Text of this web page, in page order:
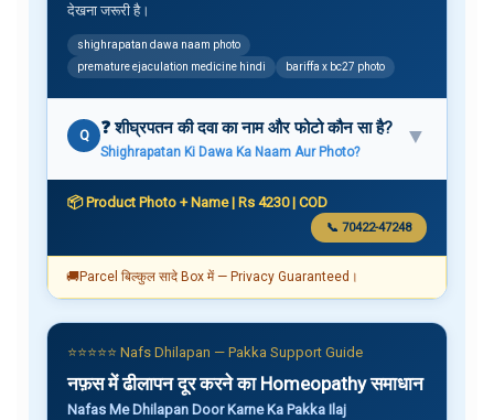
देखना जरूरी है।
shighrapatan dawa naam photo
premature ejaculation medicine hindi
bariffa x bc27 photo
Q ❓ शीघ्रपतन की दवा का नाम और फोटो कौन सा है?
Shighrapatan Ki Dawa Ka Naam Aur Photo?
▼
📦 Product Photo + Name | Rs 4230 | COD
📞 70422-47248
🚚Parcel बिल्कुल सादे Box में — Privacy Guaranteed।
⭐⭐⭐⭐⭐ Nafs Dhilapan — Pakka Support Guide
नफ़स में ढीलापन दूर करने का Homeopathy समाधान
Nafas Me Dhilapan Door Karne Ka Pakka Ilaj